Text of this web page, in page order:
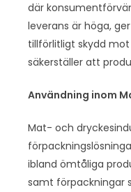
där
leverans är höga,
tillförlitligt skydd
säkerställer att
Användning inom
Mat- och
ibland ömtåliga
samt förpackningar